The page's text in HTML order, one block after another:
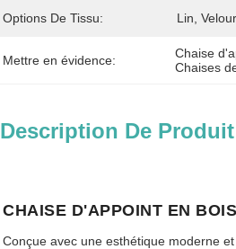
Options De Tissu: Lin,
Mettre en évidence: Chaise
Chaises
Description De Produit
CHAISE D'APPOINT EN
Conçue avec une esthétique moderne